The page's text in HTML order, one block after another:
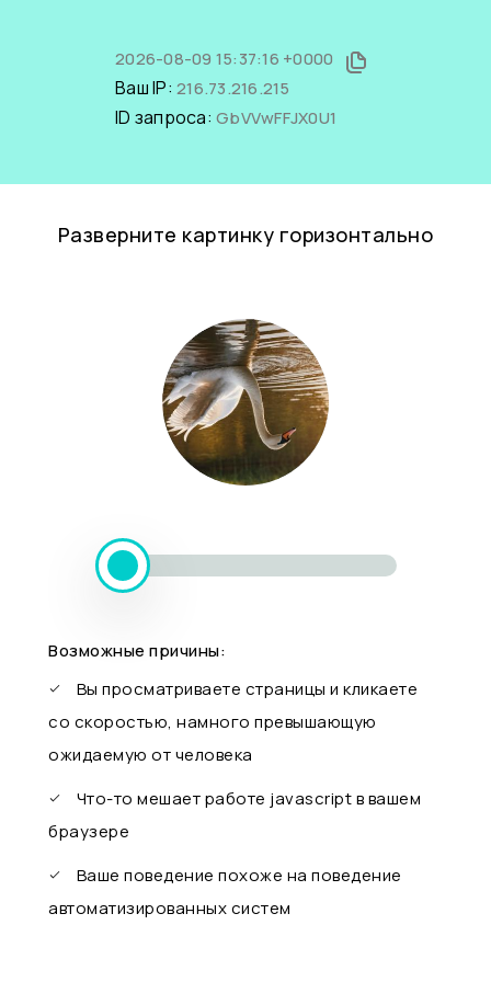
2026-08-09 15:37:16 +0000
Ваш IP: 216.73.216.215
ID запроса: GbVVwFFJX0U1
Разверните картинку горизонтально
Возможные причины:
Вы просматриваете страницы и кликаете
со скоростью, намного превышающую
ожидаемую от человека
Что-то мешает работе javascript в вашем
браузере
Ваше поведение похоже на поведение
автоматизированных систем